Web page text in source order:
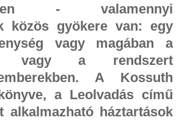
- valamennyi
közös gyökere van: egy
vagy magában a
vagy a rendszert
A Kossuth
a Leolvadás című
alkalmazható háztartások